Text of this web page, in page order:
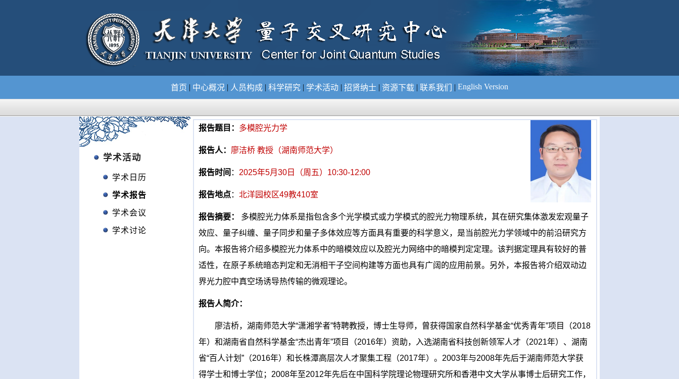
首页 | 中心概况 | 人员构成 | 科学研究 | 学术活动 | 招贤纳士 | 资源下载 | 联系我们 | English Version
学术活动
学术日历
学术报告
学术会议
学术讨论
报告题目： 多模腔光力学
报告人： 廖洁桥 教授（湖南师范大学）
报告时间 ： 2025年5月 30 日（周五） 10:30-12:00
报告地点： 北洋园校区49教410室
报告摘要：
多模腔光力体系是指包含多个光学模式或力学模式的腔光力物理系统，其在研究集体激发宏观量子
效应、量子纠缠、量子同步和量子多体效应等方面具有重要的科学意义，是当前腔光力学领域中的前沿研究方
向。本报告将介绍多模腔光力体系中的暗模效应以及腔光力网络中的暗模判定定理。该判据定理具有较好的普
适性，在原子系统暗态判定和无消相干子空间构建等方面也具有广阔的应用前景。另外，本报告将介绍双动边
界光力腔中真空场诱导热传输的微观理论。
报告人简介：
廖洁桥，湖南师范大学“潇湘学者”特聘教授，博士生导师，曾获得国家自然科学基金“优秀青年”项目（2018
年）和湖南省自然科学基金“杰出青年”项目（2016年）资助，入选湖南省科技创新领军人才（2021年）、湖南
省“百人计划”（2016年）和长株潭高层次人才聚集工程（2017年）。 2003年与2008年先后于湖南师范大学获
得学士和博士学位； 2008年至2012年先后在中国科学院理论物理研究所和香港中文大学从事博士后研究工作，